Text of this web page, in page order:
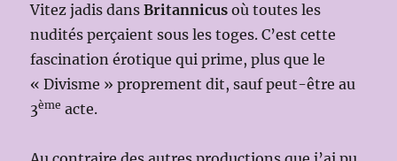
Vitez jadis dansBritannicus où toutes les
nudités perçaient sous les toges. C’est cette
fascination érotique qui prime, plus que le
« Divisme » proprement dit, sauf peut-être au
3ème acte.